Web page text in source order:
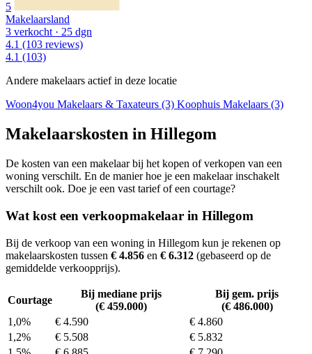
5
Makelaarsland
3 verkocht· 25 dgn
4.1 (103 reviews)
4.1 (103)
Andere makelaars actief in deze locatie
Woon4you Makelaars & Taxateurs (3) Koophuis Makelaars (3)
Makelaarskosten in Hillegom
De kosten van een makelaar bij het kopen of verkopen van een
woning verschilt. En de manier hoe je een makelaar inschakelt
verschilt ook. Doe je een vast tarief of een courtage?
Wat kost een verkoopmakelaar in Hillegom
Bij de verkoop van een woning in Hillegom kun je rekenen op
makelaarskosten tussen € 4.856 en € 6.312 (gebaseerd op de
gemiddelde verkoopprijs).
Courtage
Bij mediane prijs
(€ 459.000)
Bij gem. prijs
(€ 486.000)
1,0%
€ 4.590
€ 4.860
1,2%
€ 5.508
€ 5.832